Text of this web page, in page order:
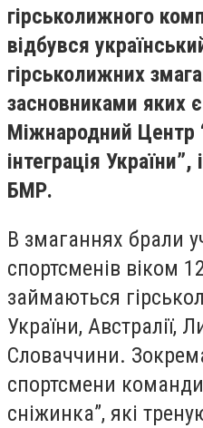
гірськолижного
відбувся
гірськолижних
засновниками яких
Міжнародний Центр
інтеграція
БМР.
В змаганнях брали
спортсменів віком
займаються
України, Австралії,
Словаччини.
спортсмени
сніжинка”, які